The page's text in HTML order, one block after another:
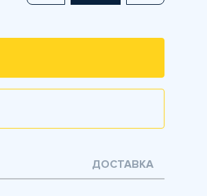
ДОСТАВКА